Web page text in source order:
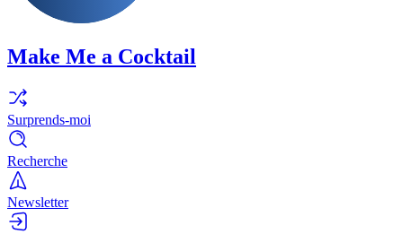
Make Me a Cocktail
Surprends-moi
Recherche
Newsletter